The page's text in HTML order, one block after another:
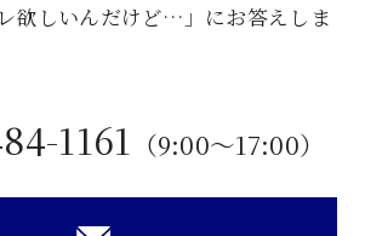
欲しいんだけど…」にお答えしま
1161 （9:00〜17:00）